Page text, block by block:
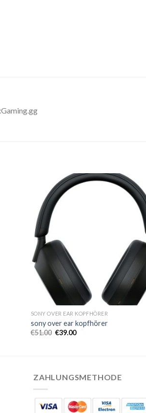
SONY OVER EAR KOPFHÖRER
sony over ear kopfhörer
€51.00 €39.00
ZAHLUNGSMETHODE